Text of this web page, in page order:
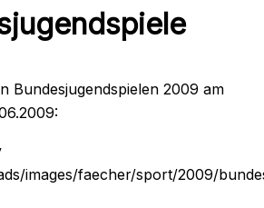
Bundesjugendspielen 2009 am
images/faecher/sport/2009/